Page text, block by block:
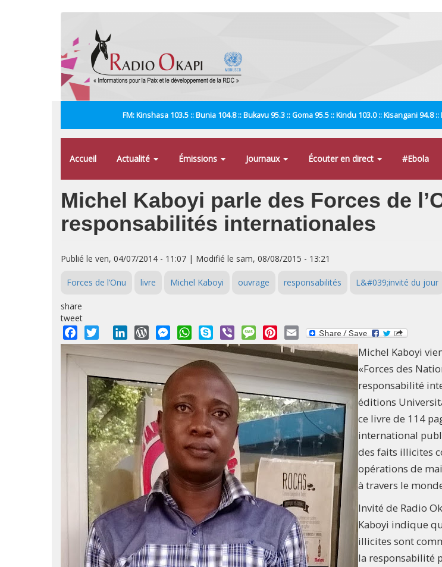
FM: Kinshasa 103.5 :: Bunia 104.8 :: Bukavu 95.3 :: Goma 95.5 :: Kindu 103.0 :: Kisangani
Accueil Actualité Émissions Journaux Écouter en direct #Ebola
Michel Kaboyi parle des Forces de
responsabilités internationales
Publié le ven, 04/07/2014 - 11:07 | Modifié le sam, 08/08/2015 - 13:21
Forces de l’Onu livre Michel Kaboyi ouvrage responsabilités L&#039;invité du jour
share
tweet
Facebook
Twitter LinkedInWordPressMessengerWhatsApp
Skype Viber MessagePinterest
Email
Michel Kaboyi
«Forces des
responsabilité
éditions
ce livre de 114
international
des faits illicites
opérations de
à travers le
Invité de Radio
Kaboyi indique
illicites sont
la responsabilité